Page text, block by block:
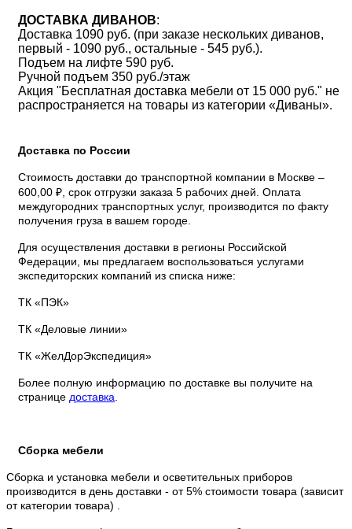
ДОСТАВКА ДИВАНОВ:
Доставка 1090 руб. (при заказе нескольких диванов,
первый - 1090 руб., остальные - 545 руб.).
Подъем на лифте 590 руб.
Ручной подъем 350 руб./этаж
Акция "Бесплатная доставка мебели от 15 000 руб." не
распространяется на товары из категории «Диваны».
Доставка по России
Стоимость доставки до транспортной компании в Москве –
600,00 ₽, срок отгрузки заказа 5 рабочих дней. Оплата
междугородних транспортных услуг, производится по факту
получения груза в вашем городе.
Для осуществления доставки в регионы Российской
Федерации, мы предлагаем воспользоваться услугами
экспедиторских компаний из списка ниже:
ТК «ПЭК»
ТК «Деловые линии»
ТК «ЖелДорЭкспедиция»
Более полную информацию по доставке вы получите на
странице доставка
Сборка мебели
Сборка и установка мебели и осветительных приборов
производится в день доставки - от 5% стоимости товара (зависит
от категории товара) .